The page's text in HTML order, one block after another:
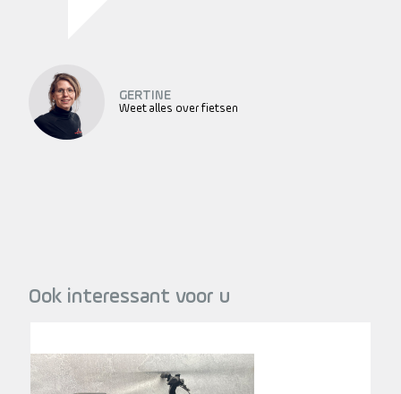
GERTINE
Weet alles over fietsen
Ook interessant voor u